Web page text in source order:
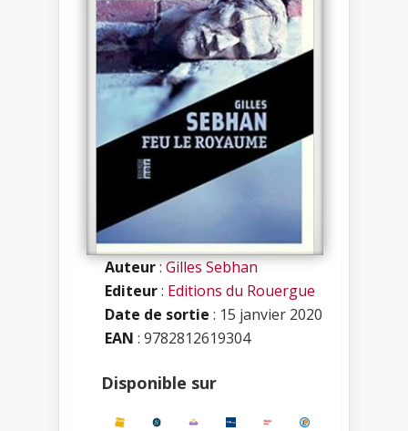
Auteur:Gilles Sebhan
Editeur: Editions du Rouergue
Date de sortie : 15 janvier 2020
EAN : 9782812619304
Disponible sur